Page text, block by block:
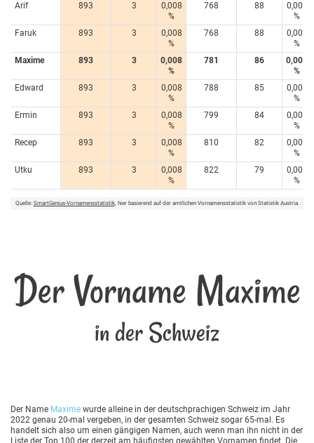
Arif
893 3
0,008
%
768 88
0,006
%
Faruk
893 3
0,008
%
768 88
0,006
%
Maxime
893 3
0,008
%
781 86
0,006
%
Edward
893 3
0,008
%
788 85
0,006
%
Ermin
893 3
0,008
%
799 84
0,006
%
Recep
893 3
0,008
%
810 82
0,005
%
Utku
893 3
0,008
%
822 79
0,005
%
Quelle: SmartGenius-Vornamensstatistik, hier basierend auf der amtlichen Vornamensstatistik von Statistik Austria.
Der Vorname Maxime
in der Schweiz
Der Name Maxime wurde alleine in der deutschprachigen Schweiz im Jahr
2022 genau 20-mal vergeben, in der gesamten Schweiz sogar 65-mal. Es
handelt sich also um einen gängigen Namen, auch wenn man ihn nicht in der
Liste der Top 100 der derzeit am häufigsten gewählten Vornamen findet. Die